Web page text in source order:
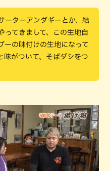
ーターアンダギーとか、結
ってきまして、この生地自
ーの味付けの生地になって
味がついて、そばダシをつ